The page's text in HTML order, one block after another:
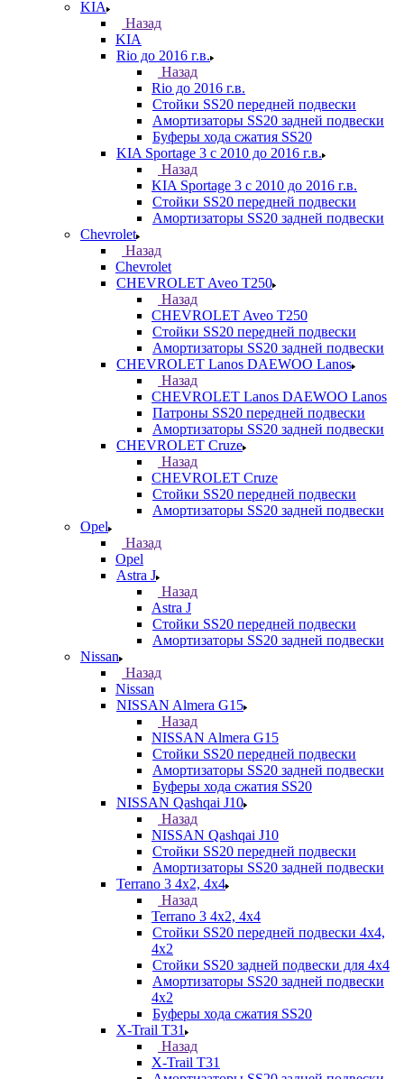
KIA
Назад
KIA
Rio до 2016 г.в.
Назад
Rio до 2016 г.в.
Стойки SS20 передней подвески
Амортизаторы SS20 задней подвески
Буферы хода сжатия SS20
KIA Sportage 3 с 2010 до 2016 г.в.
Назад
KIA Sportage 3 с 2010 до 2016 г.в.
Стойки SS20 передней подвески
Амортизаторы SS20 задней подвески
Chevrolet
Назад
Chevrolet
CHEVROLET Aveo T250
Назад
CHEVROLET Aveo T250
Стойки SS20 передней подвески
Амортизаторы SS20 задней подвески
CHEVROLET Lanos DAEWOO Lanos
Назад
CHEVROLET Lanos DAEWOO Lanos
Патроны SS20 передней подвески
Амортизаторы SS20 задней подвески
CHEVROLET Cruze
Назад
CHEVROLET Cruze
Стойки SS20 передней подвески
Амортизаторы SS20 задней подвески
Opel
Назад
Opel
Astra J
Назад
Astra J
Стойки SS20 передней подвески
Амортизаторы SS20 задней подвески
Nissan
Назад
Nissan
NISSAN Almera G15
Назад
NISSAN Almera G15
Стойки SS20 передней подвески
Амортизаторы SS20 задней подвески
Буферы хода сжатия SS20
NISSAN Qashqai J10
Назад
NISSAN Qashqai J10
Стойки SS20 передней подвески
Амортизаторы SS20 задней подвески
Terrano 3 4х2, 4х4
Назад
Terrano 3 4х2, 4х4
Стойки SS20 передней подвески 4х4,
4x2
Стойки SS20 задней подвески для 4х4
Амортизаторы SS20 задней подвески
4х2
Буферы хода сжатия SS20
X-Trail T31
Назад
X-Trail T31